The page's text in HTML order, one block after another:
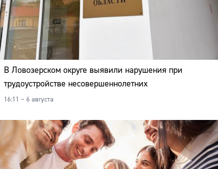
В Ловозерском округе выявили нарушения при
трудоустройстве несовершеннолетних
16:11 – 6 августа